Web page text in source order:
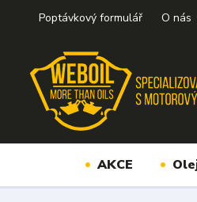
Poptávkový formulář O nás
AKCE